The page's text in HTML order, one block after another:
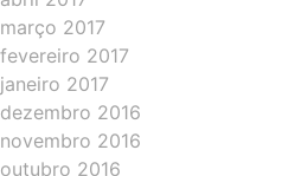
março 2017
fevereiro 2017
janeiro 2017
dezembro 2016
novembro 2016
outubro 2016